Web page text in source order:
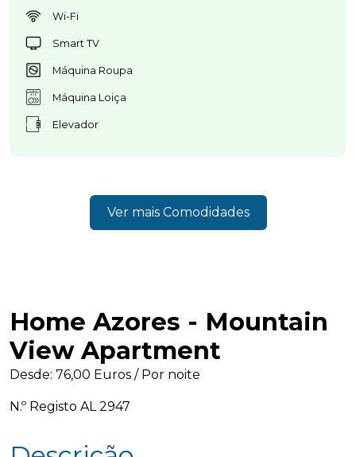
Wi-Fi
Smart TV
Máquina Roupa
Máquina Loiça
Elevador
Ver mais Comodidades
Home Azores - Mountain
View Apartment
Desde: 76,00 Euros / Por noite
N.º Registo AL 2947
Home Azores AI Chat
Olá! 👋 Sou o assistente virtual da Home
ajudar e, apesar de ainda estar em